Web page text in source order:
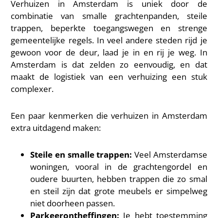
Verhuizen in Amsterdam is uniek door de
combinatie van smalle grachtenpanden, steile
trappen, beperkte toegangswegen en strenge
gemeentelijke regels. In veel andere steden rijd je
gewoon voor de deur, laad je in en rij je weg. In
Amsterdam is dat zelden zo eenvoudig, en dat
maakt de logistiek van een verhuizing een stuk
complexer.
Een paar kenmerken die verhuizen in Amsterdam
extra uitdagend maken:
Steile en smalle trappen: Veel Amsterdamse
woningen, vooral in de grachtengordel en
oudere buurten, hebben trappen die zo smal
en steil zijn dat grote meubels er simpelweg
niet doorheen passen.
Parkeerontheffingen: Je hebt toestemming